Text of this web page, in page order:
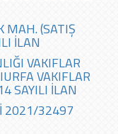
MAH. (SATIŞ
İLAN
VAKIFLAR
VAKIFLAR
SAYILI İLAN
2021/32497